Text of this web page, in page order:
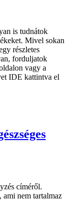
is tudnátok
Mivel sokan
részletes
forduljatok
vagy a
IDE kattintva el
címéről.
nem tartalmaz